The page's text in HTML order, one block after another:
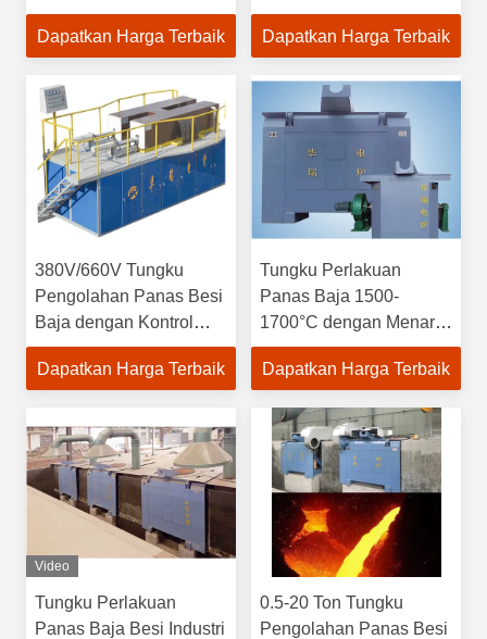
Kontrol IGBT
Dapatkan Harga Terbaik
Dapatkan Harga Terbaik
380V/660V Tungku
Pengolahan Panas Besi
Baja dengan Kontrol
IGBT/SCR
Dapatkan Harga Terbaik
Tungku Perlakuan
Panas Baja 1500-
1700°C dengan Menara
Pendingin Tertutup
Dapatkan Harga Terbaik
Video
Tungku Perlakuan
Panas Baja Besi Industri
0.5-20 Ton Tungku
Pengolahan Panas Besi